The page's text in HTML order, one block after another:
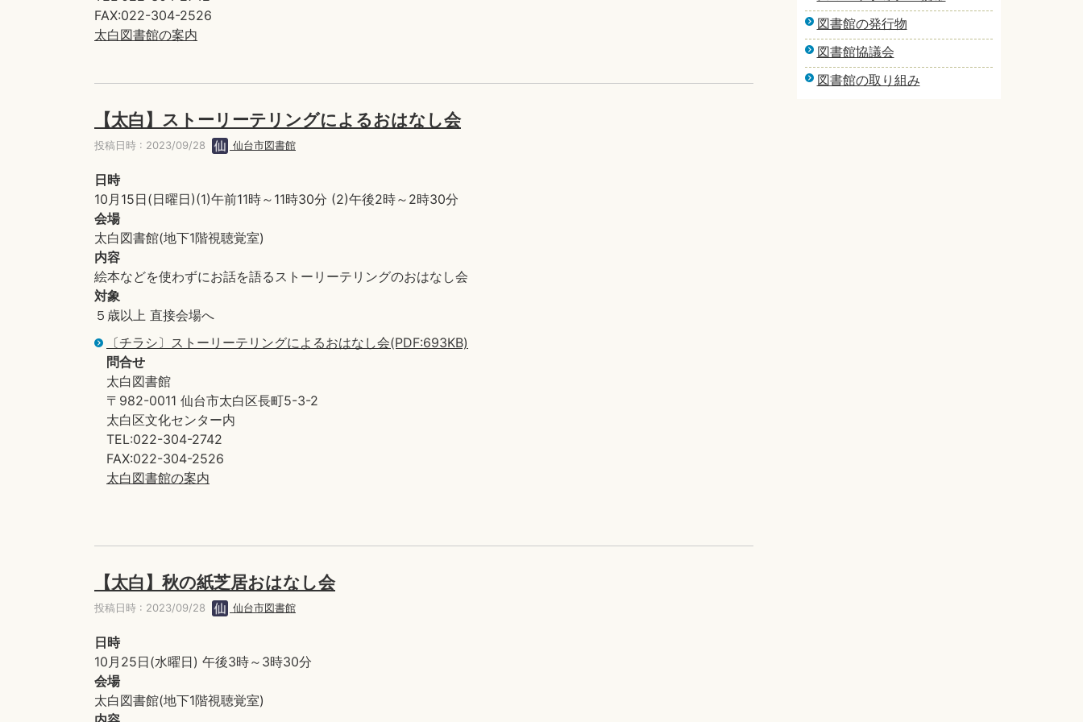
FAX:022-304-2526
太白図書館の案内
【太白】ストーリーテリングによるおはなし会
投稿日時 : 2023/09/28 仙台市図書館
日時
10月15日(日曜日)(1)午前11時～11時30分 (2)午後2時～2時30分
会場
太白図書館(地下1階視聴覚室)
内容
絵本などを使わずにお話を語るストーリーテリングのおはなし会
対象
５歳以上 直接会場へ
〔チラシ〕ストーリーテリングによるおはなし会(PDF:693KB)
問合せ
太白図書館
〒982-0011 仙台市太白区長町5-3-2
太白区文化センター内
TEL:022-304-2742
FAX:022-304-2526
太白図書館の案内
【太白】秋の紙芝居おはなし会
投稿日時 : 2023/09/28 仙台市図書館
日時
10月25日(水曜日) 午後3時～3時30分
会場
太白図書館(地下1階視聴覚室)
図書館の発行物
図書館協議会
図書館の取り組み